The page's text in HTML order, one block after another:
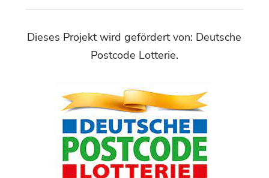
Dieses Projekt wird gefördert von: Deutsche
Postcode Lotterie.